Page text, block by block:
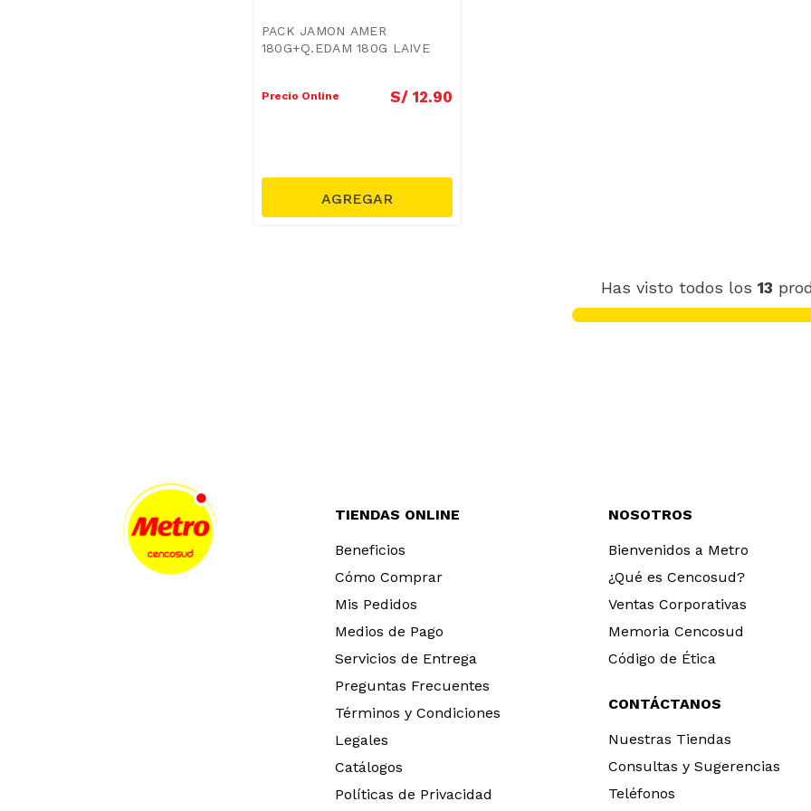
PACK JAMON AMER
180G+Q.EDAM 180G LAIVE
Precio Online S/ 12.90
Has visto todos los13
TIENDAS ONLINE
Beneficios
Cómo Comprar
Mis Pedidos
Medios de Pago
Servicios de Entrega
Preguntas Frecuentes
Términos y Condiciones
Legales
Catálogos
Políticas de Privacidad
NOSOTROS
Bienvenidos a Metro
¿Qué es Cencosud?
Ventas Corporativas
Memoria Cencosud
Código de Ética
CONTÁCTANOS
Nuestras Tiendas
Consultas y Sugerencias
Teléfonos